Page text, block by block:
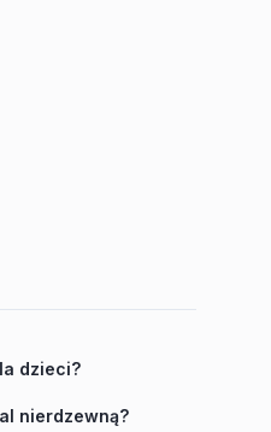
dzieci?
nierdzewną?